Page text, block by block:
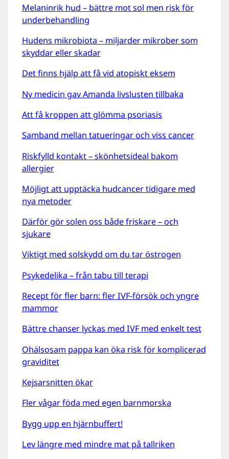
Melaninrik hud – bättre mot sol men risk för
underbehandling
Hudens mikrobiota – miljarder mikrober som
skyddar eller skadar
Det finns hjälp att få vid atopiskt eksem
Ny medicin gav Amanda livslusten tillbaka
Att få kroppen att glömma psoriasis
Samband mellan tatueringar och viss cancer
Riskfylld kontakt – skönhetsideal bakom
allergier
Möjligt att upptäcka hudcancer tidigare med
nya metoder
Därför gör solen oss både friskare – och
sjukare
Viktigt med solskydd om du tar östrogen
Psykedelika – från tabu till terapi
Recept för fler barn: fler IVF-försök och yngre
mammor
Bättre chanser lyckas med IVF med enkelt test
Ohälsosam pappa kan öka risk för komplicerad
graviditet
Kejsarsnitten ökar
Fler vågar föda med egen barnmorska
Bygg upp en hjärnbuffert!
Lev längre med mindre mat på tallriken